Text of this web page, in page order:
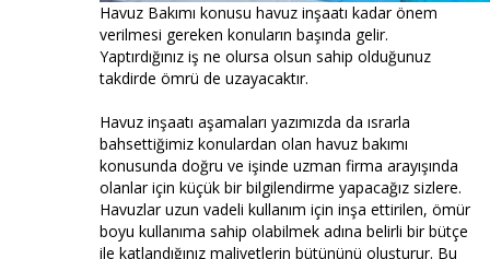
Havuz Bakımı konusu havuz inşaatı kadar önem
verilmesi gereken konuların başında gelir.
Yaptırdığınız iş ne olursa olsun sahip olduğunuz
takdirde ömrü de uzayacaktır.
Havuz inşaatı aşamaları yazımızda da ısrarla
bahsettiğimiz konulardan olan havuz bakımı
konusunda doğru ve işinde uzman firma arayışında
olanlar için küçük bir bilgilendirme yapacağız sizlere.
Havuzlar uzun vadeli kullanım için inşa ettirilen, ömür
boyu kullanıma sahip olabilmek adına belirli bir bütçe
ile katlandığınız maliyetlerin bütününü oluşturur. Bu